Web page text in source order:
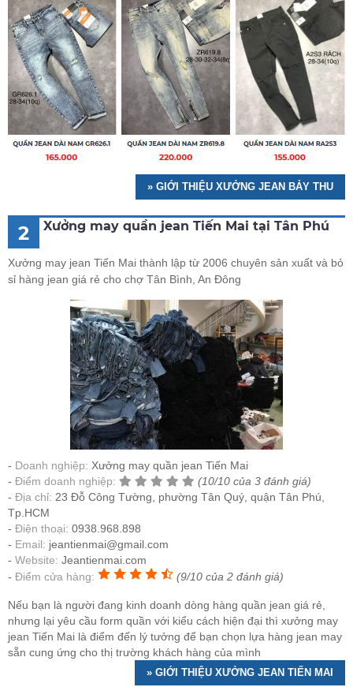
» GIỚI THIỆU XƯỞNG JEAN BẢY THU
2 Xưởng may quần jean Tiến Mai tại Tân Phú
Xưởng may jean Tiến Mai thành lập từ 2006 chuyên sản xuất và bỏ
sỉ hàng jean giá rẻ cho chợ Tân Bình, An Đông
Doanh nghiệp: Xưởng may quần jean Tiến Mai
Điểm doanh nghiệp:
(10/10 của 3 đánh giá)
Địa chỉ: 23 Đỗ Công Tường, phường Tân Quý, quận Tân Phú,
Tp.HCM
Điện thoại: 0938.968.898
Email: jeantienmai@gmail.com
Website: Jeantienmai.com
Điểm cửa hàng:
(9/10 của 2 đánh giá)
Nếu bạn là người đang kinh doanh dòng hàng quần jean giá rẻ,
nhưng lại yêu cầu form quần với kiểu cách hiện đại thì xưởng may
jean Tiến Mai là điểm đến lý tưởng để bạn chọn lựa hàng jean may
sẵn cung ứng cho thị trường khách hàng của mình
» GIỚI THIỆU XƯỞNG JEAN TIẾN MAI